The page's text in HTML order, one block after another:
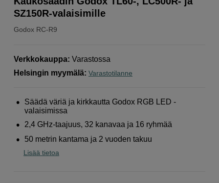
Godox RC-R9
SZ150R-valaisimille
Verkkokauppa: Varastossa
Helsingin myymälä: Varastotilanne
Säädä väriä ja kirkkautta Godox RGB LED -
valaisimissa
2,4 GHz-taajuus, 32 kanavaa ja 16 ryhmää
50 metrin kantama ja 2 vuoden takuu
Lisää tietoa